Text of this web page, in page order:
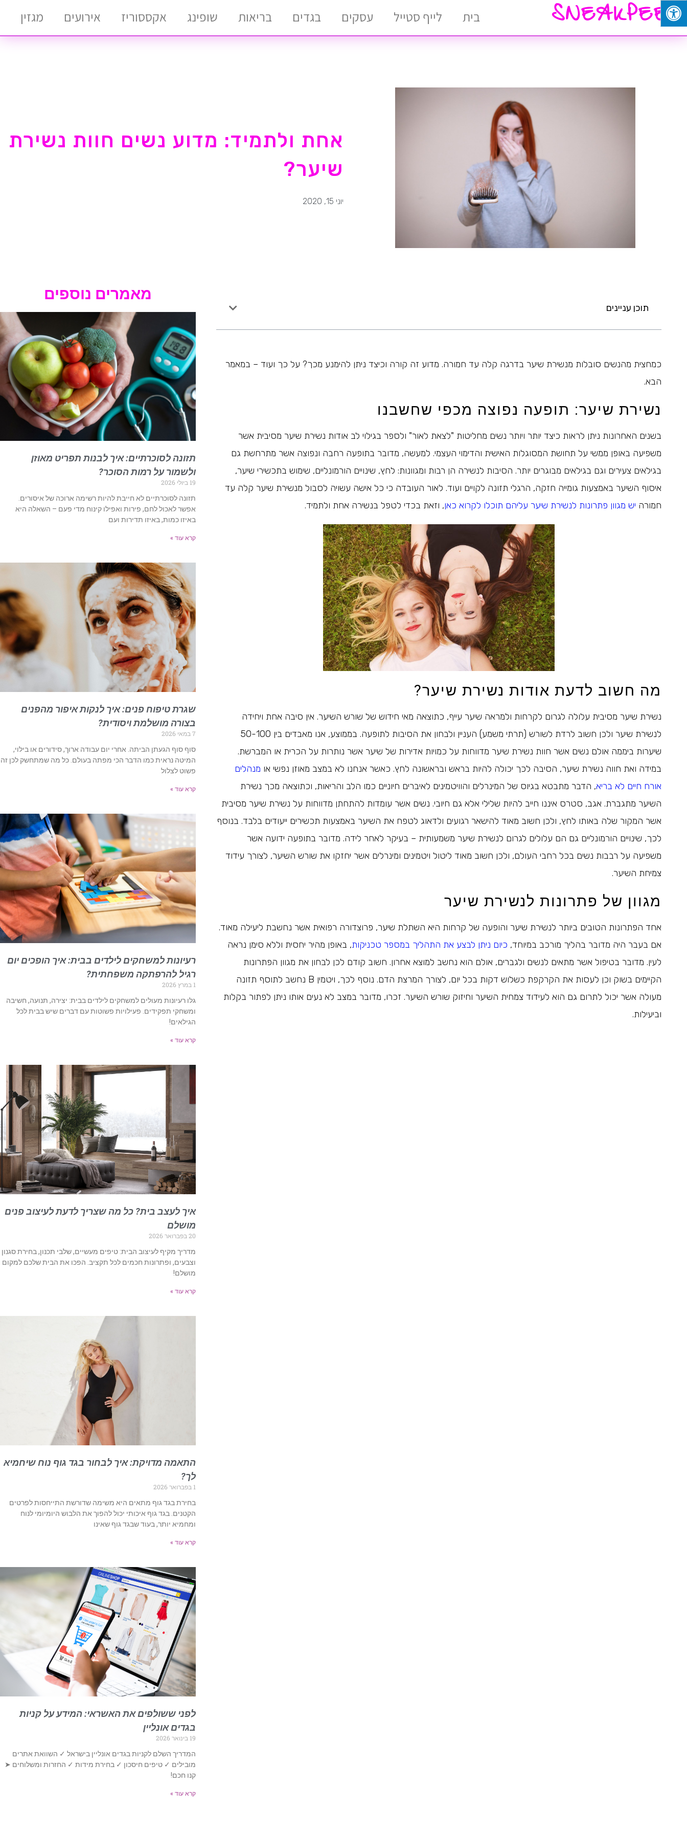
SNEAKPEEK בית לייף סטייל עסקים בגדים בריאות שופינג אקססוריז אירועים מגזין
אחת ולתמיד: מדוע נשים חוות נשירת
שיער?
יוני 15, 2020
תוכן עניינים
כמחצית מהנשים סובלות מנשירת שיער בדרגה קלה עד חמורה. מדוע זה קורה וכיצד ניתן להימנע מכך? על כך ועוד – במאמר
הבא.
נשירת שיער: תופעה נפוצה מכפי שחשבנו
בשנים האחרונות ניתן לראות כיצד יותר ויותר נשים מחליטות "לצאת לאור" ולספר בגילוי לב אודות נשירת שיער מסיבית אשר
משפיעה באופן ממשי על תחושת המסוגלות האישית והדימוי העצמי. למעשה, מדובר בתופעה רחבה ונפוצה אשר מתרחשת גם
בגילאים צעירים וגם בגילאים מבוגרים יותר. הסיבות לנשירה הן רבות ומגוונות: לחץ, שינויים הורמונליים, שימוש בתכשירי שיער,
איסוף השיער באמצעות גומייה חזקה, הרגלי תזונה לקויים ועוד. לאור העובדה כי כל אישה עשויה לסבול מנשירת שיער קלה עד
חמורה יש מגוון פתרונות לנשירת שיער עליהם תוכלו לקרוא כאן, וזאת בכדי לטפל בנשירה אחת ולתמיד.
מה חשוב לדעת אודות נשירת שיער?
נשירת שיער מסיבית עלולה לגרום לקרחות ולמראה שיער עייף, כתוצאה מאי חידוש של שורש השיער. אין סיבה אחת ויחידה
לנשירת שיער ולכן חשוב לרדת לשורש (תרתי משמע) העניין ולבחון את הסיבות לתופעה. בממוצע, אנו מאבדים בין 50-100
שיערות ביממה אולם נשים אשר חוות נשירת שיער מדווחות על כמויות אדירות של שיער אשר נותרות על הכרית או המברשת.
במידה ואת חווה נשירת שיער, הסיבה לכך יכולה להיות בראש ובראשונה לחץ. כאשר אנחנו לא במצב מאוזן נפשי או מנהלים
אורח חיים לא בריא, הדבר מתבטא בגיוס של המינרלים והוויטמינים לאיברים חיוניים כמו הלב והריאות, וכתוצאה מכך נשירת
השיער מתגברת. אגב, סטרס איננו חייב להיות שלילי אלא גם חיובי. נשים אשר עומדות להתחתן מדווחות על נשירת שיער מסיבית
אשר המקור שלה באותו לחץ, ולכן חשוב מאוד להישאר רגועים ולדאוג לטפח את השיער באמצעות תכשירים ייעודים בלבד. בנוסף
לכך, שינויים הורמונליים גם הם עלולים לגרום לנשירת שיער משמעותית – בעיקר לאחר לידה. מדובר בתופעה ידועה אשר
משפיעה על רבבות נשים בכל רחבי העולם, ולכן חשוב מאוד ליטול ויטמינים ומינרלים אשר יחזקו את שורש השיער, לצורך עידוד
צמיחת השיער.
מגוון של פתרונות לנשירת שיער
אחד הפתרונות הטובים ביותר לנשירת שיער והופעה של קרחות היא השתלת שיער, פרוצדורה רפואית אשר נחשבת ליעילה מאוד.
אם בעבר היה מדובר בהליך מורכב במיוחד, כיום ניתן לבצע את התהליך במספר טכניקות, באופן מהיר יחסית וללא סימן נראה
לעין. מדובר בטיפול אשר מתאים לנשים ולגברים, אולם הוא נחשב למוצא אחרון. חשוב קודם לכן לבחון את מגוון הפתרונות
הקיימים בשוק וכן לעסות את הקרקפת כשלוש דקות בכל יום, לצורך המרצת הדם. נוסף לכך, ויטמין B נחשב לתוסף תזונה
מעולה אשר יכול לתרום גם הוא לעידוד צמחית השיער וחיזוק שורש השיער. זכרו, מדובר במצב לא נעים אותו ניתן לפתור בקלות
וביעילות.
מאמרים נוספים
תזונה לסוכרתיים: איך לבנות תפריט מאוזן
ולשמור על רמות הסוכר?
19 ביולי 2026
תזונה לסוכרתיים לא חייבת להיות רשימה ארוכה של איסורים.
אפשר לאכול לחם, פירות ואפילו קינוח מדי פעם – השאלה היא
באיזו כמות, באיזו תדירות ועם
קרא עוד »
שגרת טיפוח פנים: איך לנקות איפור מהפנים
בצורה מושלמת ויסודית?
7 במאי 2026
סוף סוף הגעתן הביתה. אחרי יום עבודה ארוך, סידורים או בילוי,
המיטה נראית כמו הדבר הכי מפתה בעולם. כל מה שמתחשק לכן זה
פשוט לצלול
קרא עוד »
רעיונות למשחקים לילדים בבית: איך הופכים יום
רגיל להרפתקה משפחתית?
1 במרץ 2026
גלו רעיונות מעולים למשחקים לילדים בבית: יצירה, תנועה, חשיבה
ומשחקי תפקידים. פעילויות פשוטות עם דברים שיש בבית לכל
הגילאים!
קרא עוד »
איך לעצב בית? כל מה שצריך לדעת לעיצוב פנים
מושלם
20 בפברואר 2026
מדריך מקיף לעיצוב הבית: טיפים מעשיים, שלבי תכנון, בחירת סגנון
וצבעים, ופתרונות חכמים לכל תקציב. הפכו את הבית שלכם למקום
מושלם!
קרא עוד »
התאמה מדויקת: איך לבחור בגד גוף נוח שיחמיא
לך?
1 בפברואר 2026
בחירת בגד גוף מתאים היא משימה שדורשת התייחסות לפרטים
הקטנים. בגד גוף איכותי יכול להפוך את הלבוש היומיומי לנוח
ומחמיא יותר, בעוד שבגד גוף שאינו
קרא עוד »
לפני ששולפים את האשראי: המידע על קניות
בגדים אונליין
19 בינואר 2026
המדריך השלם לקניות בגדים אונליין בישראל ✓ השוואת אתרים
מובילים ✓ טיפים חיסכון ✓ בחירת מידות ✓ החזרות ומשלוחים ➤
קנו חכם!
קרא עוד »